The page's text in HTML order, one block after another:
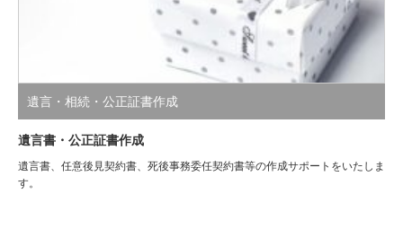
遺言・相続・公正証書作成
遺言書・公正証書作成
遺言書、任意後見契約書、死後事務委任契約書等の作成サポートをいたしま
す。